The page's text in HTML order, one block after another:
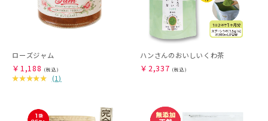
ローズジャム
￥ 1,188
(1)
ハンさんのおいしいくわ茶
￥ 2,337